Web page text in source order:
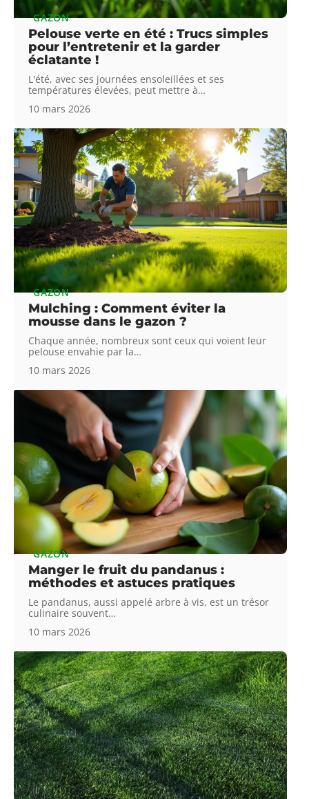
GAZON
Pelouse verte en été : Trucs simples
pour l’entretenir et la garder
éclatante !
L'été, avec ses journées ensoleillées et ses
températures élevées, peut mettre à…
10 mars 2026
GAZON
Mulching : Comment éviter la
mousse dans le gazon ?
Chaque année, nombreux sont ceux qui voient leur
pelouse envahie par la…
10 mars 2026
GAZON
Manger le fruit du pandanus :
méthodes et astuces pratiques
Le pandanus, aussi appelé arbre à vis, est un trésor
culinaire souvent…
10 mars 2026